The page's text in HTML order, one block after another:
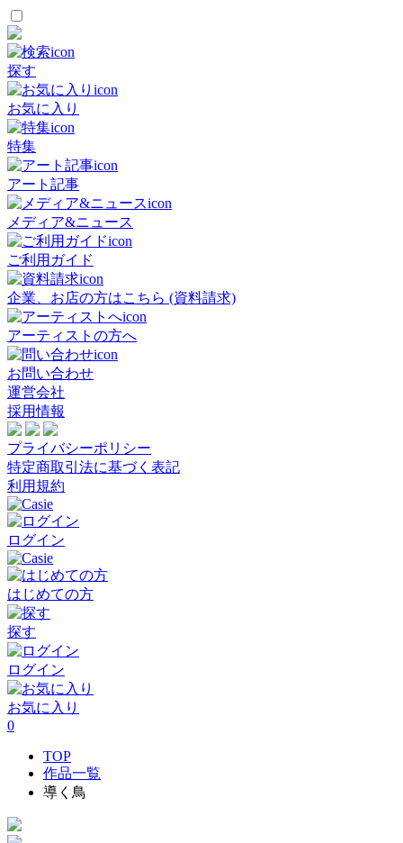
探す
お気に入り
特集
アート記事
メディア&ニュース
ご利用ガイド
企業、お店の方はこちら (資料請求)
アーティストの方へ
お問い合わせ
運営会社
採用情報
プライバシーポリシー
特定商取引法に基づく表記
利用規約
ログイン
はじめての方
探す
ログイン
お気に入り
0
TOP
作品一覧
導く鳥